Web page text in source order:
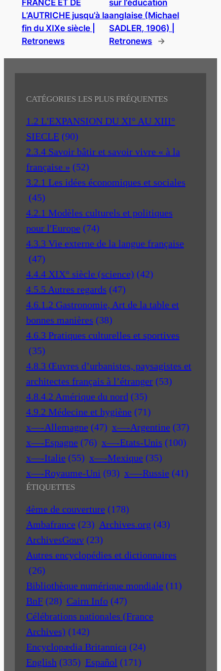
FRANCE ET DE
L’AUTRICHE jusqu’à la
fin du XIXe siècle |
Retronews
sur l’éducation
anglaise (Michael
SADLER, 1906) |
Retronews
→
CATÉGORIES LES PLUS FRÉQUENTES
1.2 L'EXPANSION DU XI° AU XIII°
SIECLE (90)
2.3.4 Savoir bâtir et savoir vivre « à la
française » (52)
3.2.1 Les idées économiques et sociales
(45)
4.2.1 Modèles culturels et politiques
pour l'Europe (74)
4.3.3 Vie externe de la langue française
(47)
4.4.4 XIX° siècle (science) (42)
4.5.5 Autres regards (47)
4.6.1.2 Gastronomie, Art de la table et
bonnes manières (38)
4.6.3 Pratiques culturelles et sportives
(35)
4.8.3 Œuvres d’urbanistes, paysagistes et
architectes français à l’étranger (53)
4.8.4.2 Amérique du nord (35)
4.9.2 Médecine et hygiène (71)
x—-Allemagne (47) x—-Argentine (37)
x—-Espagne (76) x—-Etats-Unis (100)
x—-Italie (55) x—-Mexique (35)
x—-Royaume-Uni (93) x—-Russie (41)
ÉTIQUETTES
4ème de couverture (178)
Ambafrance (23) Archives.org (43)
ArchivesGouv (23)
Autres encyclopédies et dictionnaires
(26)
Bibliothèque numérique mondiale (11)
BnF (28) Cairn Info (47)
Célébrations nationales (France
Archives) (142)
Encyclopædia Britannica (24)
English (335) Español (171)